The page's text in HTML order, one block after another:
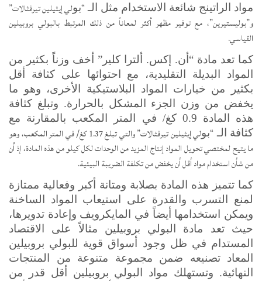
مواد الراتينج شائعة الاستخدام مثل الـ “بولي إيثيلين تيرفثالات”
و”بوليستيرين”، مع توفير مظهر أكثر لمعاناً من ذلك المرتبط بالبولي بروبيلين
القياسي.
كما تعد مادة “أن. إكس. ألترا كلير” أخف وزناً بكثير من
المواد البديلة التقليدية، مع احتوائها على كثافة أقل
بكثير من خيارات المواد البلاستيكية الأخرى، وهو ما
يخفض من وزن الجزء المشكل بالحرارة. وتبلغ كثافة
هذه المادة 0.9 كغ/ في المتر المكعب بالمقارنة مع
كثافة الـ “بو
لي إيثيلين تيرفثالات” والتي تبلغ 1.37 كغ/ في المتر المكعب، وهو
ما يتيح لمختصي تحويل المواد إنتاج المزيد من الوحدات لكل كيلو من هذه المادة، إذ أن
من شأن استخدام مواد أقل أن يخفض من تكلفة الضريبة البيئية.
كما تتميز هذه المادة بصلابة ومتانة أكبر وفعالية ممتازة
لمنع التسرب والقدرة على استيعاب المواد الساخنة
ويمكن استخدامها أيضاً في المايكرويف وإعادة تدويرها،
حيث تعد مادة البولي بروبيلين مثالاً على الاقتصاد
المستدام في ظل وجود أسواق قوية للبولي بروبيلين
المعاد تصنيعه ضمن مجموعة متنوعة من المنتجات
النهائية. وتستهلك مواد البولي بروبيلين أقل قدر من